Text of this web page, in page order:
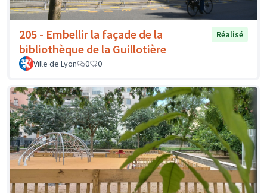
205 - Embellir la façade de la
bibliothèque de la Guillotière
Réalisé
Ville de Lyon 0 0